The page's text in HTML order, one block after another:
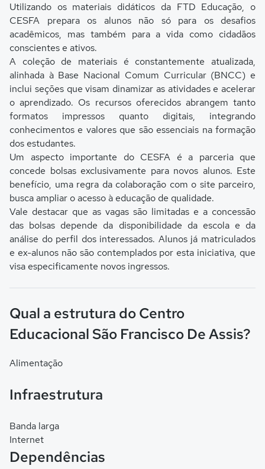
Utilizando os materiais didáticos da FTD Educação, o
CESFA prepara os alunos não só para os desafios
acadêmicos, mas também para a vida como cidadãos
conscientes e ativos.
A coleção de materiais é constantemente atualizada,
alinhada à Base Nacional Comum Curricular (BNCC) e
inclui seções que visam dinamizar as atividades e acelerar
o aprendizado. Os recursos oferecidos abrangem tanto
formatos impressos quanto digitais, integrando
conhecimentos e valores que são essenciais na formação
dos estudantes.
Um aspecto importante do CESFA é a parceria que
concede bolsas exclusivamente para novos alunos. Este
benefício, uma regra da colaboração com o site parceiro,
busca ampliar o acesso à educação de qualidade.
Vale destacar que as vagas são limitadas e a concessão
das bolsas depende da disponibilidade da escola e da
análise do perfil dos interessados. Alunos já matriculados
e ex-alunos não são contemplados por esta iniciativa, que
visa especificamente novos ingressos.
Qual a estrutura do Centro
Educacional São Francisco De Assis?
Alimentação
Infraestrutura
Banda larga
Internet
Dependências